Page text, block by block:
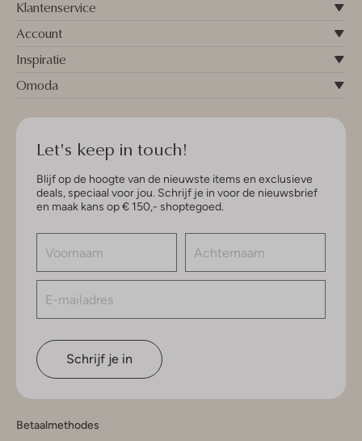
Klantenservice
Account
Inspiratie
Omoda
Let's keep in touch!
Blijf op de hoogte van de nieuwste items en exclusieve
deals, speciaal voor jou. Schrijf je in voor de nieuwsbrief
en maak kans op € 150,- shoptegoed.
Schrijf je in
Betaalmethodes